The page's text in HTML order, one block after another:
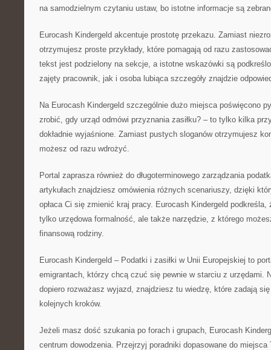
na samodzielnym czytaniu ustaw, bo istotne informacje są
Eurocash Kindergeld akcentuje prostotę przekazu. Zamiast
otrzymujesz proste przykłady, które pomagają od razu
tekst jest podzielony na sekcje, a istotne wskazówki są
zajęty pracownik, jak i osoba lubiąca szczegóły znajdzie
Na Eurocash Kindergeld szczególnie dużo miejsca poświęcono
zrobić, gdy urząd odmówi przyznania zasiłku? – to tylko kilka
dokładnie wyjaśnione. Zamiast pustych sloganów otrzymujesz
możesz od razu wdrożyć.
Portal zaprasza również do długoterminowego zarządzania
artykułach znajdziesz omówienia różnych scenariuszy, dzięki
opłaca Ci się zmienić kraj pracy. Eurocash Kindergeld podkreśla,
tylko urzędowa formalność, ale także narzędzie, z którego
finansową rodziny.
Eurocash Kindergeld – Podatki i zasiłki w Unii Europejskiej to
emigrantach, którzy chcą czuć się pewnie w starciu z urzędami.
dopiero rozważasz wyjazd, znajdziesz tu wiedzę, które zadają
kolejnych kroków.
Jeżeli masz dość szukania po forach i grupach, Eurocash
centrum dowodzenia. Przejrzyj poradniki dopasowane do miejsca